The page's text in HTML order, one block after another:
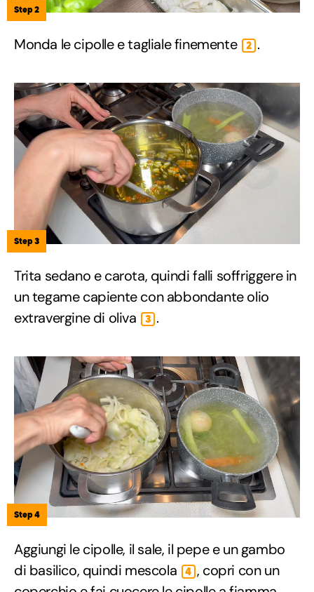
Step 2
Monda le cipolle e tagliale finemente 2 .
Step 3
Trita sedano e carota, quindi falli soffriggere in
un tegame capiente con abbondante olio
extravergine di oliva
3 .
Step 4
Aggiungi le cipolle, il sale, il pepe e un gambo
di basilico, quindi mescola
4 , copri con un